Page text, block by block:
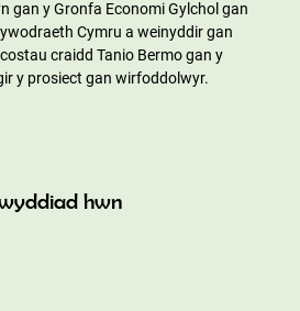
gan y Gronfa Economi Gylchol gan
Cymru a weinyddir gan
craidd Tanio Bermo gan y
y prosiect gan wirfoddolwyr.
hwn